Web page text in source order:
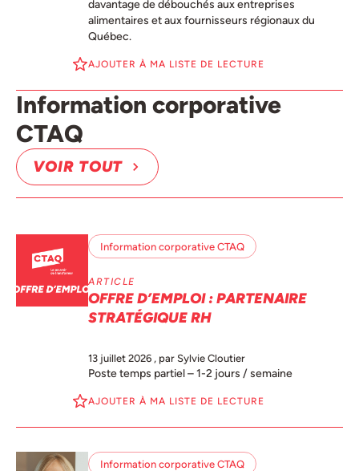
davantage de débouchés aux entreprises
alimentaires et aux fournisseurs régionaux du
Québec.
AJOUTER À MA LISTE DE LECTURE
Information corporative
CTAQ
VOIR TOUT
Information corporative CTAQ
ARTICLE
OFFRE D’EMPLOI : PARTENAIRE
STRATÉGIQUE RH
13 juillet 2026 , par Sylvie Cloutier
Poste temps partiel – 1-2 jours / semaine
AJOUTER À MA LISTE DE LECTURE
Information corporative CTAQ